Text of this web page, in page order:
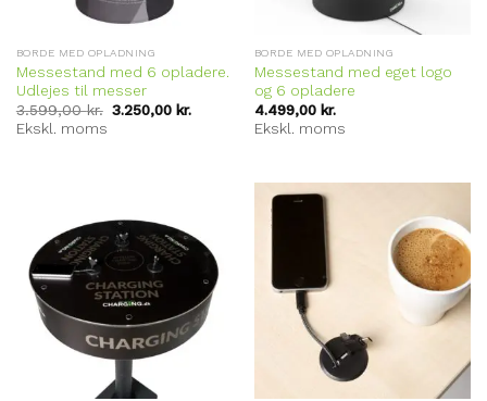
BORDE MED OPLADNING
Messestand med 6 opladere.
Udlejes til messer
3.599,00kr. 3.250,00 kr.
Ekskl. moms
BORDE MED OPLADNING
Messestand med eget logo
og 6 opladere
4.499,00 kr.
Ekskl. moms